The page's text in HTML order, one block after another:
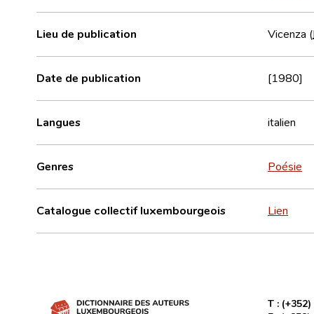
Lieu de publication Vicenza (
Date de publication [1980]
Langues italien
Genres Poésie
Catalogue collectif luxembourgeois Lien
T :